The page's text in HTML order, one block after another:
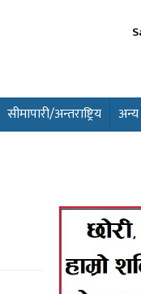
सीमापारी/अन्तराष्ट्रिय अन्य